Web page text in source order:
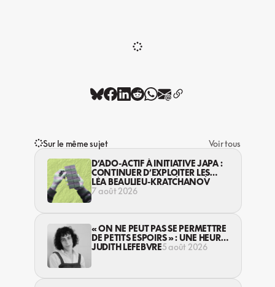
Sur le même sujet
Voir tous
D’ADO-ACTIF À INITIATIVE JAPA :
CONTINUER D’EXPLOITER LES
JEUNES… DANS LA LÉGALITÉ?
LÉA BEAULIEU-KRATCHANOV
7 août 2026
« ON NE PEUT PAS SE PERMETTRE
DE PETITS ESPOIRS » : UNE HEURE
AVEC AVI LEWIS
JUDITH LEFEBVRE5 août 2026